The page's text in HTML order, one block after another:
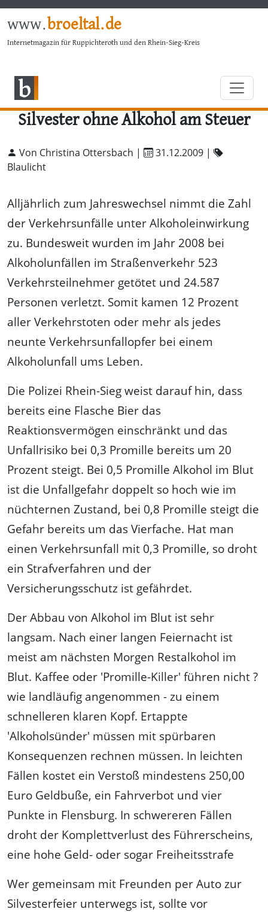
www.broeltal.de
Internetmagazin für Ruppichteroth und den Rhein-Sieg-Kreis
Silvester ohne Alkohol am Steuer
Von Christina Ottersbach | 31.12.2009 |
Blaulicht
Alljährlich zum Jahreswechsel nimmt die Zahl
der Verkehrsunfälle unter Alkoholeinwirkung
zu. Bundesweit wurden im Jahr 2008 bei
Alkoholunfällen im Straßenverkehr 523
Verkehrsteilnehmer getötet und 24.587
Personen verletzt. Somit kamen 12 Prozent
aller Verkehrstoten oder mehr als jedes
neunte Verkehrsunfallopfer bei einem
Alkoholunfall ums Leben.
Die Polizei Rhein-Sieg weist darauf hin, dass
bereits eine Flasche Bier das
Reaktionsvermögen einschränkt und das
Unfallrisiko bei 0,3 Promille bereits um 20
Prozent steigt. Bei 0,5 Promille Alkohol im Blut
ist die Unfallgefahr doppelt so hoch wie im
nüchternen Zustand, bei 0,8 Promille steigt die
Gefahr bereits um das Vierfache. Hat man
einen Verkehrsunfall mit 0,3 Promille, so droht
ein Strafverfahren und der
Versicherungsschutz ist gefährdet.
Der Abbau von Alkohol im Blut ist sehr
langsam. Nach einer langen Feiernacht ist
meist am nächsten Morgen Restalkohol im
Blut. Kaffee oder 'Promille-Killer' führen nicht ?
wie landläufig angenommen - zu einem
schnelleren klaren Kopf. Ertappte
'Alkoholsünder' müssen mit spürbaren
Konsequenzen rechnen müssen. In leichten
Fällen kostet ein Verstoß mindestens 250,00
Euro Geldbuße, ein Fahrverbot und vier
Punkte in Flensburg. In schwereren Fällen
droht der Komplettverlust des Führerscheins,
eine hohe Geld- oder sogar Freiheitsstrafe
Wer gemeinsam mit Freunden per Auto zur
Silvesterfeier unterwegs ist, sollte vor